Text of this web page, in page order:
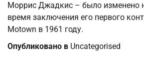
Моррис Джадкис – было изменено
время заключения его первого
Motown в 1961 году.
Опубликовано в Uncategorised